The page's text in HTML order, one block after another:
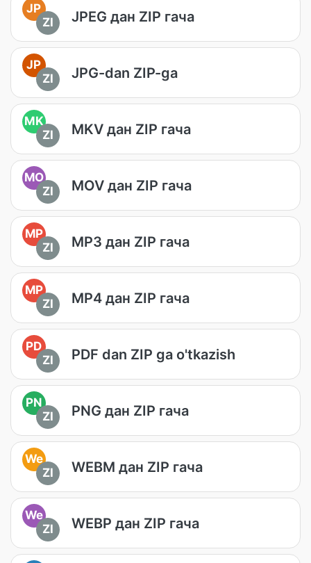
JP
ZI
JPEG дан ZIP гача
JP
ZI
JPG-dan ZIP-ga
MK
ZI
MKV дан ZIP гача
MO
ZI
MOV дан ZIP гача
MP
ZI
MP3 дан ZIP гача
MP
ZI
MP4 дан ZIP гача
PD
ZI
PDF dan ZIP ga o'tkazish
PN
ZI
PNG дан ZIP гача
We
ZI
WEBM дан ZIP гача
We
ZI
WEBP дан ZIP гача